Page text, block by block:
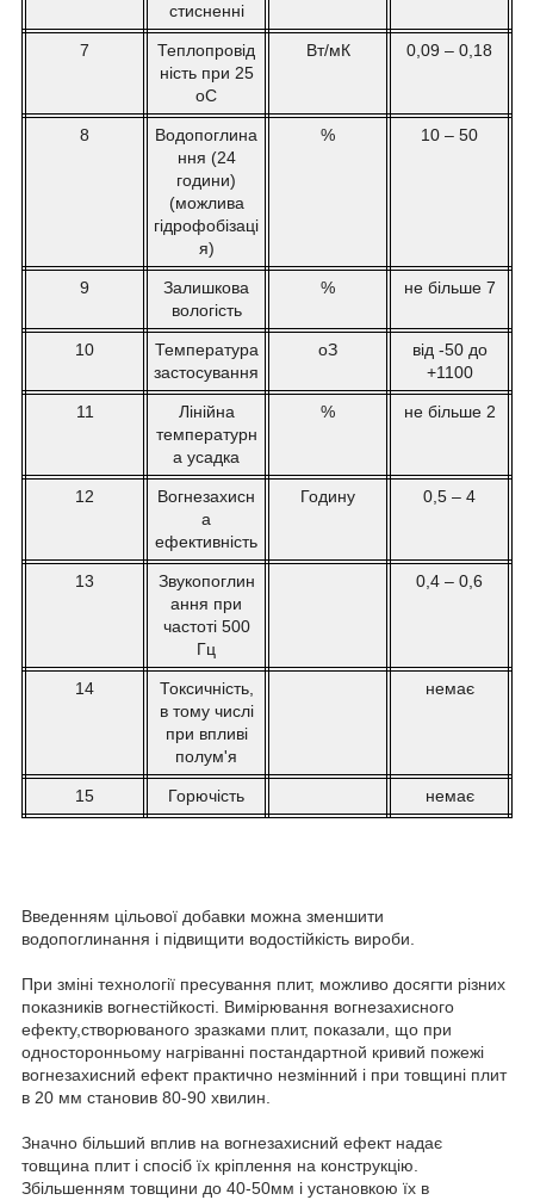
стисненні
7
Теплопровід
ність при 25
oС
Вт/мК 0,09 – 0,18
8
Водопоглина
ння (24
години)
(можлива
гідрофобізаці
я)
% 10 – 50
9
Залишкова
вологість
% не більше 7
10
Температура
застосування
oЗ
від -50 до
+1100
11
Лінійна
температурн
а усадка
% не більше 2
12
Вогнезахисн
а
ефективність
Годину 0,5 – 4
13
Звукопоглин
ання при
частоті 500
Гц
0,4 – 0,6
14
Токсичність,
в тому числі
при впливі
полум'я
немає
15 Горючість немає
Введенням цільової добавки можна зменшити
водопоглинання і підвищити водостійкість вироби.
При зміні технології пресування плит, можливо досягти різних
показників вогнестійкості. Вимірювання вогнезахисного
ефекту,створюваного зразками плит, показали, що при
односторонньому нагріванні постандартной кривий пожежі
вогнезахисний ефект практично незмінний і при товщині плит
в 20 мм становив 80-90 хвилин.
Значно більший вплив на вогнезахисний ефект надає
товщина плит і спосіб їх кріплення на конструкцію.
Збільшенням товщини до 40-50мм і установкою їх в